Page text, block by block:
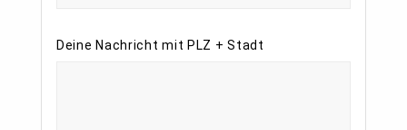
Deine Nachricht mit PLZ + Stadt